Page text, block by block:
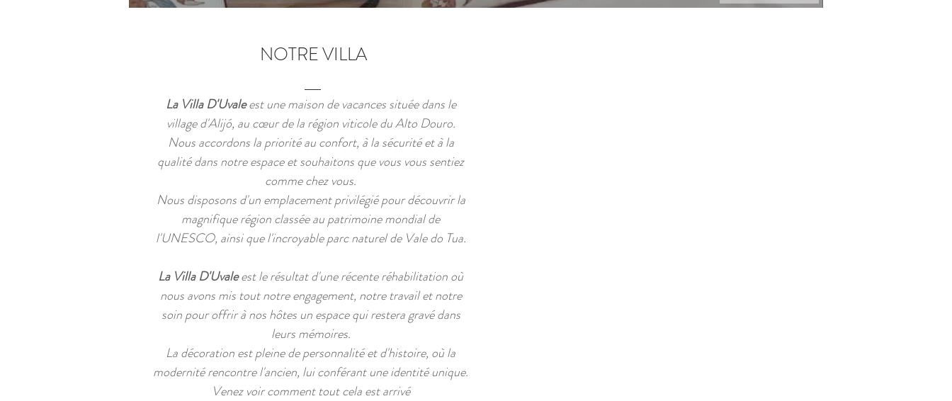
NOTRE VILLA
La Villa D'Uvaleest une maison de vacances située dans le
village d'Alijó, au cœur de la région viticole du Alto Douro.
Nous accordons la priorité au confort, à la sécurité et à la
qualité dans notre espace et souhaitons que vous vous sentiez
comme chez vous.
Nous disposons d'un emplacement privilégié pour découvrir la
magnifique région classée au patrimoine mondial de
l'UNESCO, ainsi que l'incroyable parc naturel de Vale do Tua.
La Villa D'Uvaleest le résultat d'une récente réhabilitation où
nous avons mis tout notre engagement, notre travail et notre
soin pour offrir à nos hôtes un espace qui restera gravé dans
leurs mémoires.
La décoration est pleine de personnalité et d'histoire, où la
modernité rencontre l'ancien, lui conférant une identité unique.
Venez voir comment tout cela est arrivé